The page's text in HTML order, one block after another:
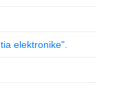
elektronike".